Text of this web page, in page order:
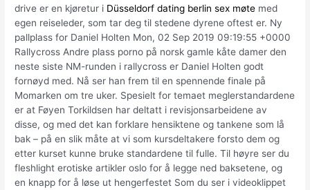
drive er en kjøretur i Düsseldorf dating berlin sex møte med
egen reiseleder, som tar deg til stedene dyrene oftest er. Ny
pallplass for Daniel Holten Mon, 02 Sep 2019 09:19:55 +0000
Rallycross Andre plass porno på norsk gamle kåte damer den
neste siste NM-runden i rallycross er Daniel Holten godt
fornøyd med. Nå ser han frem til en spennende finale på
Momarken om tre uker. Spesielt for temaet meglerstandardene
er at Føyen Torkildsen har deltatt i revisjonsarbeidene av
disse, og med det kan forklare hensiktene og tankene som lå
bak – på en slik måte at vi som kursdeltakere forsto dem og
etter kurset kunne bruke standardene til fulle. Til høyre ser du
fleshlight erotiske artikler oslo for å legge ned baksetene, og
en knapp for å løse ut hengerfestet Som du ser i videoklippet